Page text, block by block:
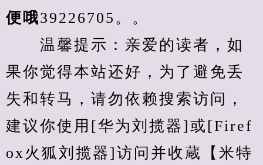
便哦39226705。。
温馨提示：亲爱的读者，如
果你觉得本站还好，为了避免丢
失和转马，请勿依赖搜索访问，
建议你使用[华为刘揽器]或[Firef
ox火狐刘揽器]访问并收蔵【米特